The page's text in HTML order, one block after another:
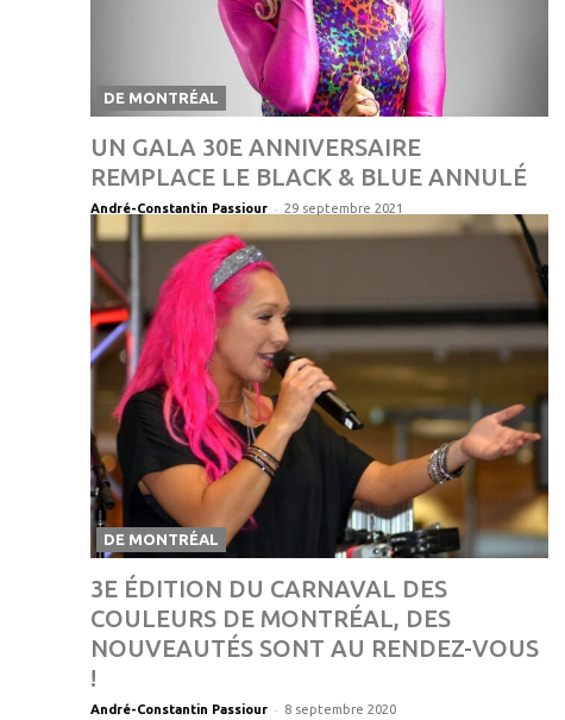
DE MONTRÉAL
UN GALA 30E ANNIVERSAIRE
REMPLACE LE BLACK & BLUE ANNULÉ
André-Constantin Passiour - 29 septembre 2021
DE MONTRÉAL
3E ÉDITION DU CARNAVAL DES
COULEURS DE MONTRÉAL, DES
NOUVEAUTÉS SONT AU RENDEZ-VOUS
!
André-Constantin Passiour - 8 septembre 2020